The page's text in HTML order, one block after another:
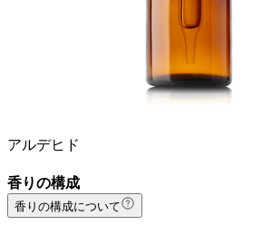
アルデヒド
香りの構成
香りの構成について